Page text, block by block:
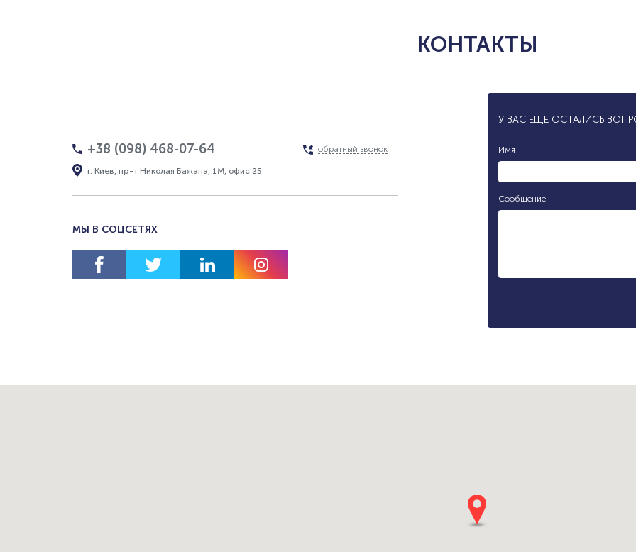
КОНТАКТЫ
+38 (098) 468-07-64
г. Киев, пр-т Николая Бажана, 1М, офис 25
обратный звонок
МЫ В СОЦСЕТЯХ
У ВАС ЕЩЕ ОСТАЛИСЬ
Имя
Сообщение